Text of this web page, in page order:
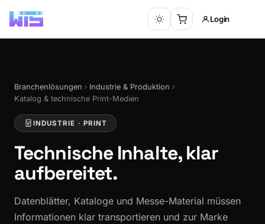
Login
Branchenlösungen
Industrie & Produktion
Katalog & technische Print-Medien
INDUSTRIE · PRINT
Technische Inhalte, klar
aufbereitet.
Datenblätter, Kataloge und Messe-Material müssen
Informationen klar transportieren und zur Marke